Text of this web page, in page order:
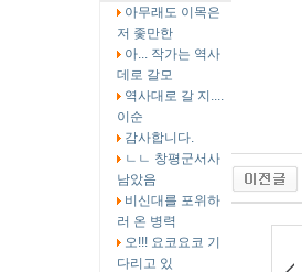
아무래도 이목은
저 좇만한
아... 작가는 역사
데로 갈모
역사대로 갈 지....
이순
감사합니다.
ㄴㄴ 창평군서사
남았음
비신대를 포위하
러 온 병력
오!!! 요코요코 기
다리고 있